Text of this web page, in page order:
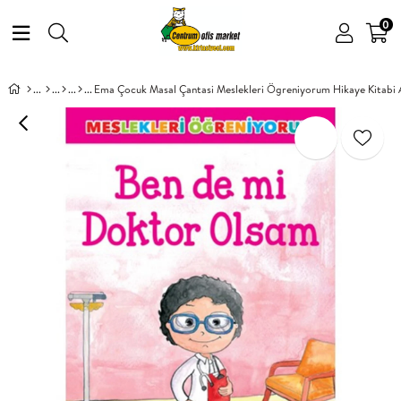
0
Ema Çocuk Masal Çantasi Meslekleri Ögreniyorum Hikaye Kitabi